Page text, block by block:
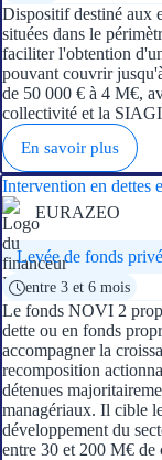
Dispositif destiné aux
situées dans le
faciliter l'obtention
pouvant couvrir
de 50 000 € à 4 M€,
collectivité et la
En savoir plus
Intervention en dettes
EURAZEO
Levée de fonds
entre 3 et 6 mois
Le fonds NOVI 2
dette ou en fonds
accompagner la
recomposition
détenues
managériaux. Il cible
développement du
entre 30 et 200 M€ de